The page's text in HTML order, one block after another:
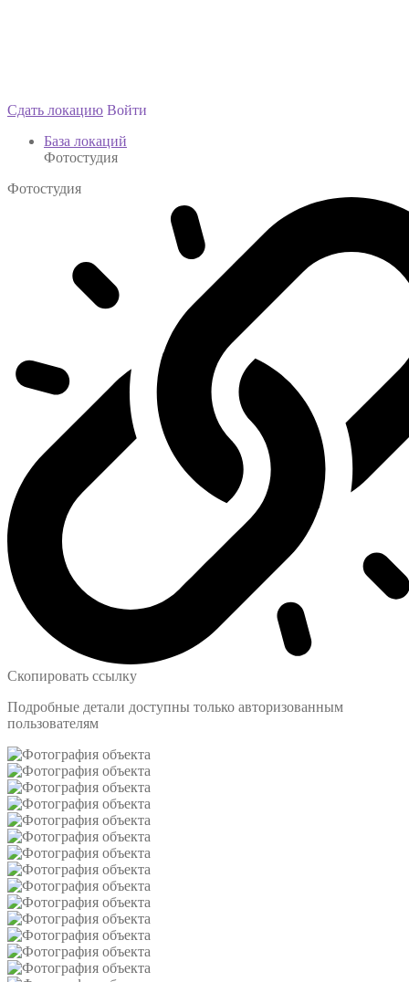
Сдать локацию Войти
База локаций
Фотостудия
Фотостудия
Скопировать ссылку
Подробные детали доступны только авторизованным
пользователям